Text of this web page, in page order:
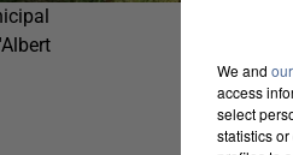
We and
access
select
statistics